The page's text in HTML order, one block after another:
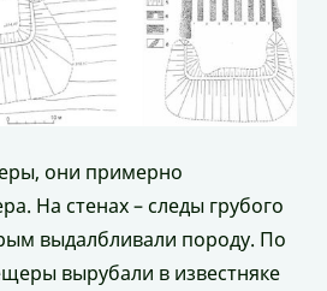
они примерно
На стенах – следы грубого
выдалбливали породу. По
вырубали в известняке